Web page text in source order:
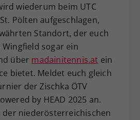
wiederum beim UTC
Pölten aufgeschlagen,
Standort, der euch
sogar ein
über madainitennis.at ein
bietet. Meldet euch gleich
der Zischka ÖTV
by HEAD 2025 an.
niederösterreichischen